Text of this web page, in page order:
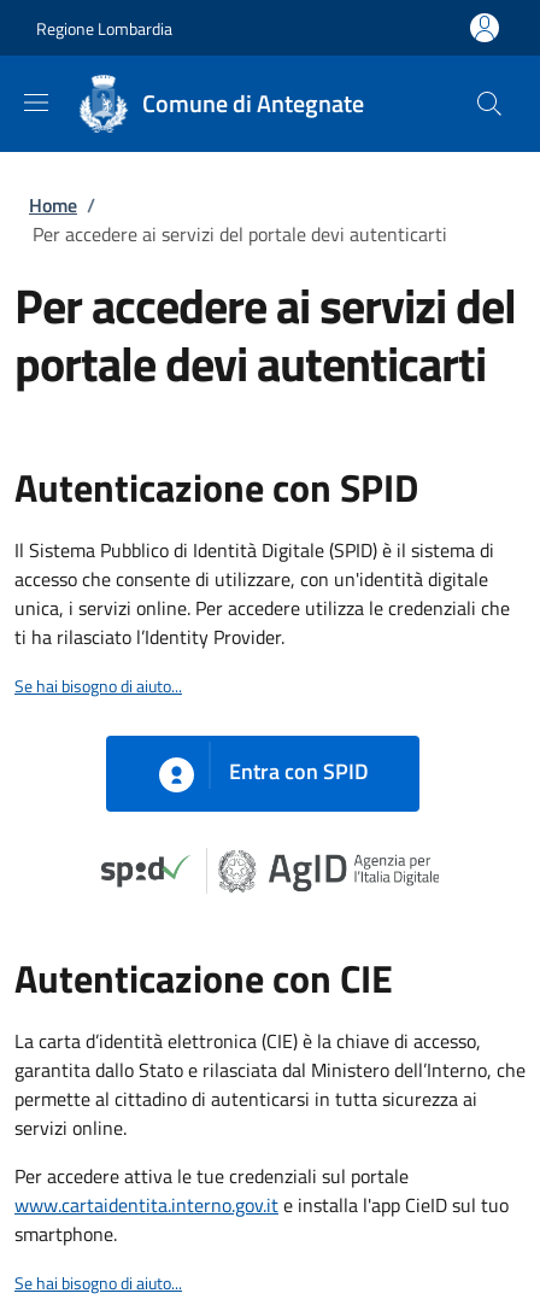
Regione Lombardia
Comune di Antegnate
Briciole di pane
Home /
Per accedere ai servizi del portale devi autenticarti
Per accedere ai servizi del
portale devi autenticarti
Autenticazione con SPID
Il Sistema Pubblico di Identità Digitale (SPID) è il sistema di
accesso che consente di utilizzare, con un'identità digitale
unica, i servizi online. Per accedere utilizza le credenziali che
ti ha rilasciato l’Identity Provider.
Se hai bisogno di aiuto...
Entra con SPID
Autenticazione con CIE
La carta d’identità elettronica (CIE) è la chiave di accesso,
garantita dallo Stato e rilasciata dal Ministero dell’Interno, che
permette al cittadino di autenticarsi in tutta sicurezza ai
servizi online.
Per accedere attiva le tue credenziali sul portale
www.cartaidentita.interno.gov.ite installa l'app CieID sul tuo
smartphone.
Se hai bisogno di aiuto...